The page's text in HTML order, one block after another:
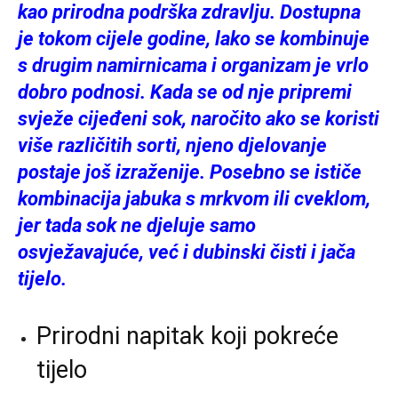
kao prirodna podrška zdravlju. Dostupna
je tokom cijele godine, lako se kombinuje
s drugim namirnicama i organizam je vrlo
dobro podnosi. Kada se od nje pripremi
svježe cijeđeni sok, naročito ako se koristi
više različitih sorti, njeno djelovanje
postaje još izraženije. Posebno se ističe
kombinacija jabuka s mrkvom ili cveklom,
jer tada sok ne djeluje samo
osvježavajuće, već i dubinski čisti i jača
tijelo.
Prirodni napitak koji pokreće
tijelo